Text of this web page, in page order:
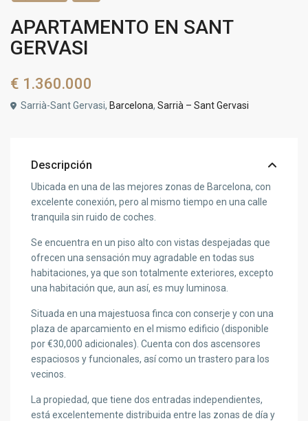
APARTAMENTO EN SANT
GERVASI
€ 1.360.000
Sarrià-Sant Gervasi, Barcelona,Sarrià – Sant Gervasi
Descripción
Ubicada en una de las mejores zonas de Barcelona, con
excelente conexión, pero al mismo tiempo en una calle
tranquila sin ruido de coches.
Se encuentra en un piso alto con vistas despejadas que
ofrecen una sensación muy agradable en todas sus
habitaciones, ya que son totalmente exteriores, excepto
una habitación que, aun así, es muy luminosa.
Situada en una majestuosa finca con conserje y con una
plaza de aparcamiento en el mismo edificio (disponible
por €30,000 adicionales). Cuenta con dos ascensores
espaciosos y funcionales, así como un trastero para los
vecinos.
La propiedad, que tiene dos entradas independientes,
está excelentemente distribuida entre las zonas de día y